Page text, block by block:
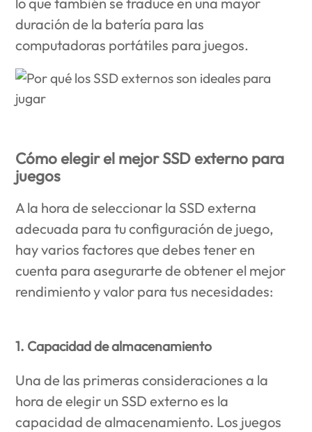
duración de la batería para las
computadoras portátiles para juegos.
Cómo elegir el mejor SSD externo para
juegos
A la hora de seleccionar la SSD externa
adecuada para tu configuración de juego,
hay varios factores que debes tener en
cuenta para asegurarte de obtener el mejor
rendimiento y valor para tus necesidades:
1. Capacidad de almacenamiento
Una de las primeras consideraciones a la
hora de elegir un SSD externo es la
capacidad de almacenamiento. Los juegos